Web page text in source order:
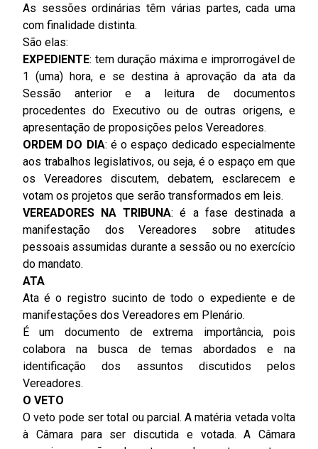
As sessões ordinárias têm várias partes, cada uma
com finalidade distinta.
São elas:
EXPEDIENTE: tem duração máxima e improrrogável de
1 (uma) hora, e se destina à aprovação da ata da
Sessão anterior e a leitura de documentos
procedentes do Executivo ou de outras origens, e
apresentação de proposições pelos Vereadores.
ORDEM DO DIA: é o espaço dedicado especialmente
aos trabalhos legislativos, ou seja, é o espaço em que
os Vereadores discutem, debatem, esclarecem e
votam os projetos que serão transformados em leis.
VEREADORES NA TRIBUNA: é a fase destinada a
manifestação dos Vereadores sobre atitudes
pessoais assumidas durante a sessão ou no exercício
do mandato.
ATA
Ata é o registro sucinto de todo o expediente e de
manifestações dos Vereadores em Plenário.
É um documento de extrema importância, pois
colabora na busca de temas abordados e na
identificação dos assuntos discutidos pelos
Vereadores.
O VETO
O veto pode ser total ou parcial. A matéria vetada volta
à Câmara para ser discutida e votada. A Câmara